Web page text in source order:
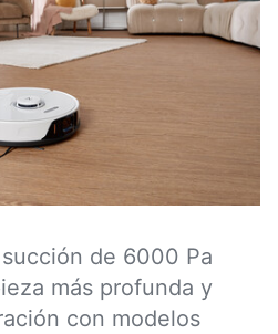
de 6000 Pa
más profunda y
con modelos